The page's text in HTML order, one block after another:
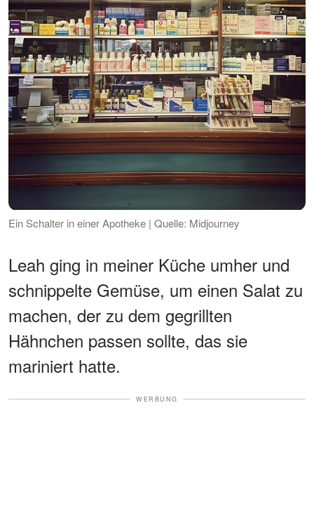
Ein Schalter in einer Apotheke | Quelle: Midjourney
Leah ging in meiner Küche umher und
schnippelte Gemüse, um einen Salat zu
machen, der zu dem gegrillten
Hähnchen passen sollte, das sie
mariniert hatte.
WERBUNG